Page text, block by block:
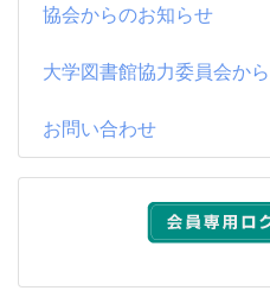
協会からのお知らせ
大学図書館協力委員会から
お問い合わせ